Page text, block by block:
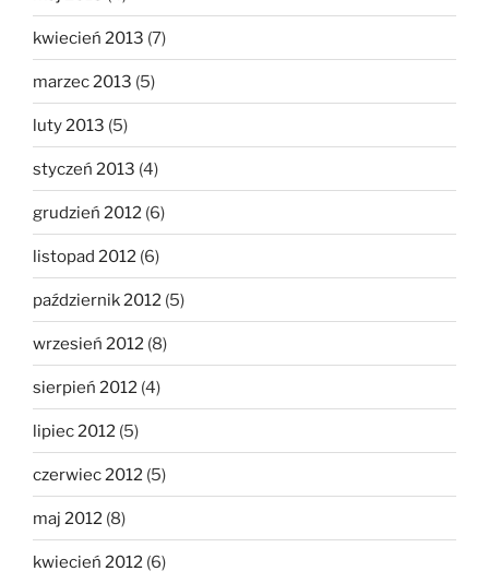
kwiecień 2013 (7)
marzec 2013 (5)
luty 2013 (5)
styczeń 2013 (4)
grudzień 2012 (6)
listopad 2012 (6)
październik 2012 (5)
wrzesień 2012 (8)
sierpień 2012 (4)
lipiec 2012 (5)
czerwiec 2012 (5)
maj 2012 (8)
kwiecień 2012 (6)